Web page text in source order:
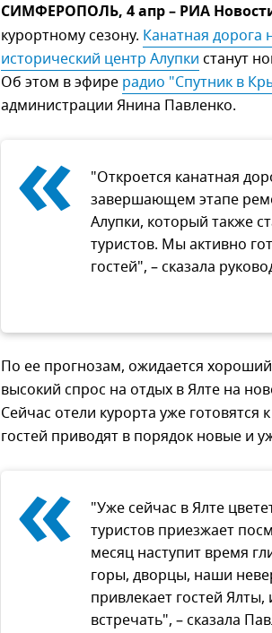
СИМФЕРОПОЛЬ, 4 апр – РИА
курортному сезону. Канатная дорога
исторический центр Алупки станут
Об этом в эфире радио "Спутник в
администрации Янина Павленко.
«
"Откроется канатная
завершающем этапе
Алупки, который также
туристов. Мы активно
гостей", – сказала
По ее прогнозам, ожидается
высокий спрос на отдых в Ялте на
Сейчас отели курорта уже
гостей приводят в порядок новые и
«
"Уже сейчас в Ялте
туристов приезжает
месяц наступит время
горы, дворцы, наши
привлекает гостей
встречать", – сказала